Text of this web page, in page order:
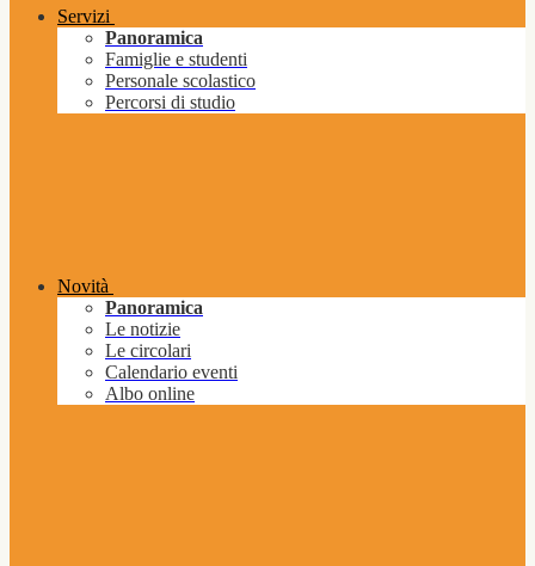
Servizi
Panoramica
Famiglie e studenti
Personale scolastico
Percorsi di studio
Novità
Panoramica
Le notizie
Le circolari
Calendario eventi
Albo online